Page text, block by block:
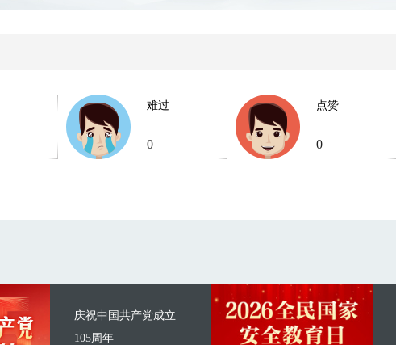
难过
0
点赞
0
庆祝中国共产党成立
105周年